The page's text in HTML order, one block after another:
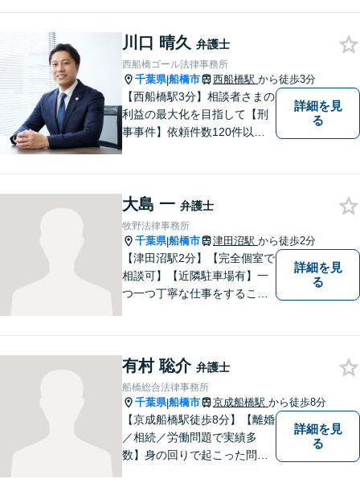
川口 晴久 弁護士
西船橋ゴール法律事務所
千葉県|船橋市 西船橋駅 から徒歩3分
【西船橋駅3分】相談者さまの
利益の最大化を目指して【刑
事事件】依頼件数120件以
豊富な対応実績。セカンドオ
ピニオンも可能です【初回相
談無料】【夜間／土日祝日対
応可】
詳細を見
る
大島 一 弁護士
牧野法律事務所
千葉県|船橋市 津田沼駅 から徒歩2分
【津田沼駅2分】【完全個室で
相談可】【近隣駐車場有】一
つ一つ丁寧な仕事をすること
葉県船橋市の牧野法律事務所
へお気軽にご相談下さい。
詳細を見
る
有村 聡介 弁護士
船橋総合法律事務所
千葉県|船橋市 京成船橋駅 から徒歩8分
【京成船橋駅徒歩8分】【離婚
／相続／労働問題で実績多
数】身の回りで起こった問題
詳細を見
る